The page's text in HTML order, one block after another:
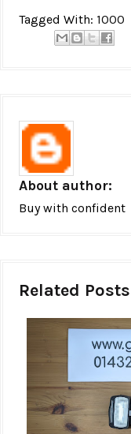
Tagged With: 1000
About author:
Buy with confident
Related Posts